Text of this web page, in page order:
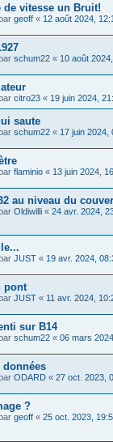
de vitesse un Bruit!
geoff « 12 août 2024,
schum22 « 10 août
citro23 « 19 juin 2024,
saute
schum22 « 17 juin 2024,
flaminio « 13 juin 2024,
au niveau du
Oldiwilli « 24 avr. 2024,
JUST « 19 avr. 2024,
pont
JUST « 11 avr. 2024,
sur B14
schum22 « 06 mars
données
ODARD « 27 oct. 2023,
?
geoff « 25 oct. 2023,